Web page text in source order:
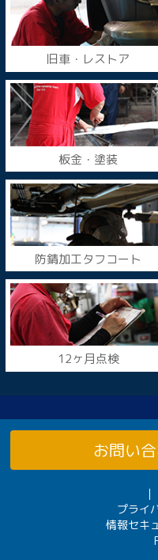
旧車・レストア
板金・塗装
防錆加工タフコート
12ヶ月点検
お問い
プライ
情報セキ